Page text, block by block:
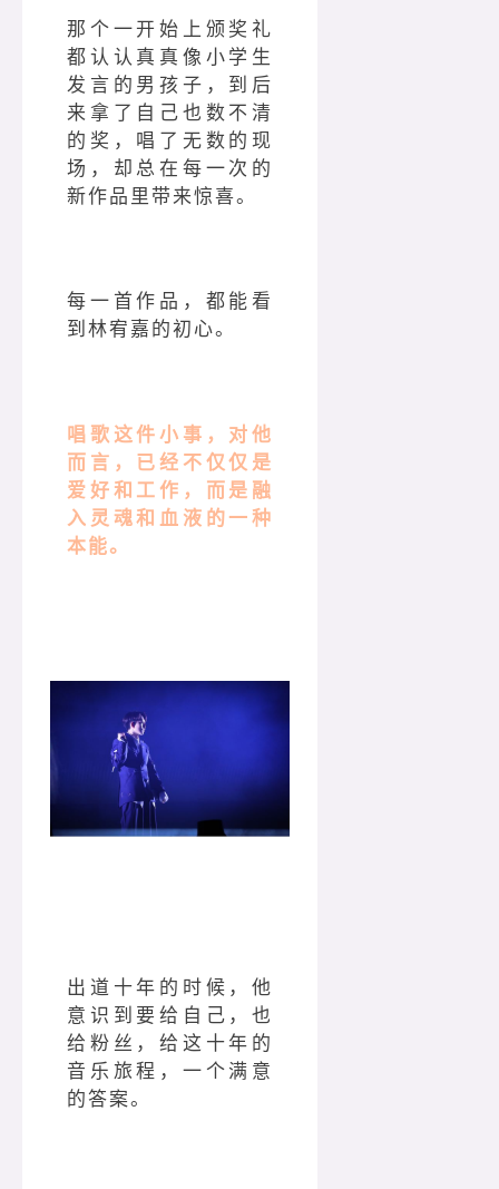
那个一开始上颁奖礼
都认认真真像小学生
发言的男孩子，到后
来拿了自己也数不清
的奖，唱了无数的现
场，却总在每一次的
新作品里带来惊喜。
每一首作品，都能看
到林宥嘉的初心。
唱歌这件小事，对他
而言，已经不仅仅是
爱好和工作，而是融
入灵魂和血液的一种
本能。
出道十年的时候，他
意识到要给自己，也
给粉丝，给这十年的
音乐旅程，一个满意
的答案。